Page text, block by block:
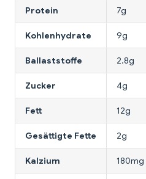
Protein 7g
Kohlenhydrate 9g
Ballaststoffe 2.8g
Zucker 4g
Fett 12g
Gesättigte Fette 2g
Kalzium 180mg